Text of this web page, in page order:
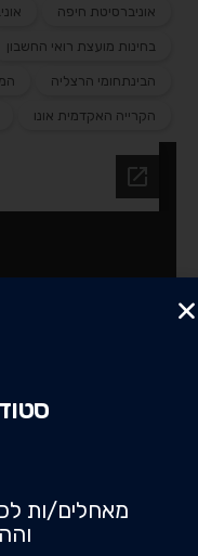
אוניברסיטת חיפה
בחינות מועצת רואי החשבון
הבינתחומי הרצליה
הקרייה האקדמית אונו
מאחלים/ות